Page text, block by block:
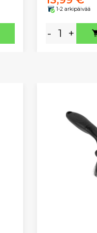
1-2 arkipäivää
- +